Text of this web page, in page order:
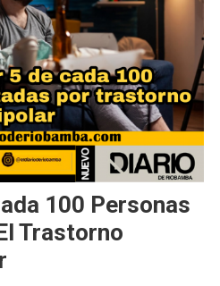
100 Personas
Trastorno